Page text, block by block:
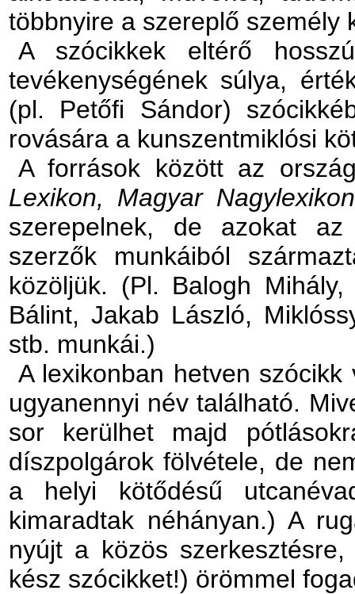
többnyire a szereplő személy
A szócikkek eltérő
tevékenységének súlya,
(pl. Petőfi Sándor)
rovására a kunszentmiklósi
A források között az
Lexikon, Magyar
szerepelnek, de azokat az
szerzők munkáiból
közöljük. (Pl. Balogh
Bálint, Jakab László,
stb. munkái.)
A lexikonban hetven
ugyanennyi név található.
sor kerülhet majd
díszpolgárok fölvétele, de
a helyi kötődésű
kimaradtak néhányan.) A
nyújt a közös
kész szócikket!) örömmel